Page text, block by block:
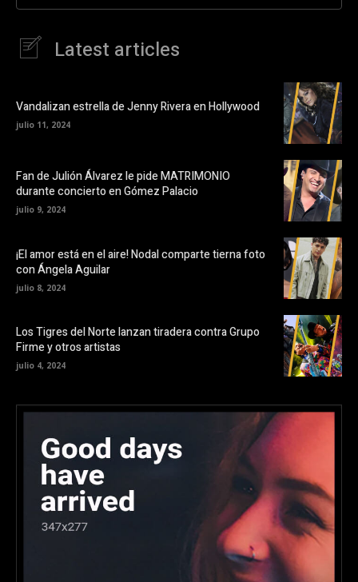
Latest articles
Vandalizan estrella de Jenny Rivera en Hollywood
julio 11, 2024
Fan de Julión Álvarez le pide MATRIMONIO
durante concierto en Gómez Palacio
julio 9, 2024
¡El amor está en el aire! Nodal comparte tierna foto
con Ángela Aguilar
julio 8, 2024
Los Tigres del Norte lanzan tiradera contra Grupo
Firme y otros artistas
julio 4, 2024